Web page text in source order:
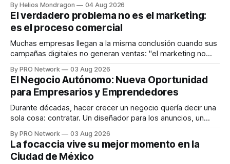
dispositivos inteligentes, inteligencia artificial y monitoreo
en tiempo real para ayudar a las personas a tomar mejores
decisiones sobre su salud metabólica. Su propuesta busca
responder
By Helios Mondragon 04 Aug 2026
El verdadero problema no es el marketing:
es el proceso comercial
Muchas empresas llegan a la misma conclusión cuando sus
campañas digitales no generan ventas: "el marketing no
INTERIUS, el problema suele estar en otro lugar. Durante
una entrevista para el podcast SER PRO, el especialista en
marketing digital explicó que
By PRO Network 03 Aug 2026
El Negocio Autónomo: Nueva Oportunidad
para Empresarios y Emprendedores
Durante décadas, hacer crecer un negocio quería decir una
sola cosa: contratar. Un diseñador para los anuncios, un
para los textos, alguien que supiera de publicidad digital
para encontrar prospectos, un vendedor para atender
llamadas y mensajes, y —con suerte— una persona
By PRO Network 03 Aug 2026
La focaccia vive su mejor momento en la
Ciudad de México